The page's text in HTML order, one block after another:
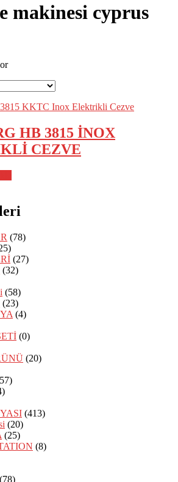
makinesi cyprus
HB 3815 İNOX
CEZVE
(78)
(27)
(32)
(58)
(23)
(4)
(0)
(20)
(413)
(20)
(25)
(8)
(78)